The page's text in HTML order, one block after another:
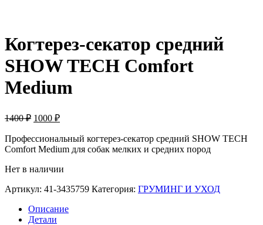
Когтерез-секатор средний
SHOW TECH Comfort
Medium
1400₽ Первоначальная
составляла
1400 ₽.
1000 ₽Текущая
1000 ₽.
Профессиональный когтерез-секатор средний SHOW TECH
Comfort Medium для собак мелких и средних пород
Нет в наличии
Артикул: 41-3435759 Категория: ГРУМИНГ И УХОД
Описание
Детали